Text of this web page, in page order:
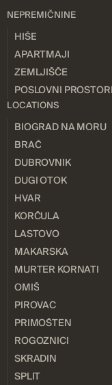
NEPREMIČNINE
HIŠE
APARTMAJI
ZEMLJIŠČE
POSLOVNI PROSTORI
LOCATIONS
BIOGRAD NA MORU
BRAČ
DUBROVNIK
DUGI OTOK
HVAR
KORČULA
LASTOVO
MAKARSKA
MURTER KORNATI
OMIŠ
PIROVAC
PRIMOŠTEN
ROGOZNICI
SKRADIN
SPLIT